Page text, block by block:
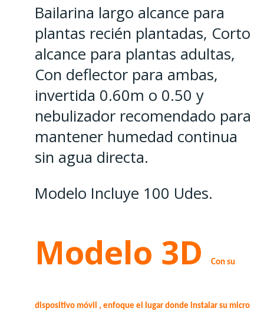
Bailarina largo alcance para
plantas recién plantadas, Corto
alcance para plantas adultas,
Con deflector para ambas,
invertida 0.60m o 0.50 y
nebulizador recomendado para
mantener humedad continua
sin agua directa.
Modelo Incluye 100 Udes.
Modelo 3DCon su
dispositivo móvil , enfoque el lugar donde instalar su micro